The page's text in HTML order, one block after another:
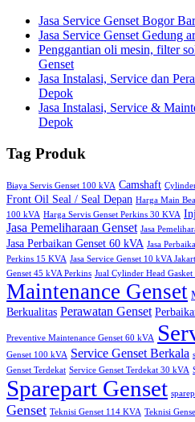
Jasa Service Genset Bogor
Jasa Service Genset Gedung
Penggantian oli mesin, filter
Genset
Jasa Instalasi, Service dan
Depok
Jasa Instalasi, Service &
Depok
Tag Produk
Biaya Servis Genset 100 kVA Camshaft
Front Oil Seal / Seal Depan Harga Main
100 kVA Harga Servis Genset Perkins 30 KVA
Jasa Pemeliharaan Genset Jasa
Jasa Perbaikan Genset 60 kVA Jasa
Perkins 15 KVA Jasa Service Genset 10 kVA
Genset 45 kVA Perkins Jual Cylinder Head Gasket
Maintenance Genset
Berkualitas Perawatan Genset
Preventive Maintenance Genset 60 kVA
Genset 100 kVA Service Genset Berkala
Genset Terdekat Service Genset Terdekat 30 kVA
Sparepart Genset
Genset Teknisi Genset 114 KVA Teknisi